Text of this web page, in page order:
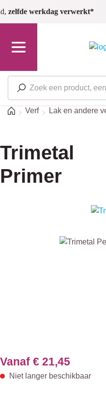
Ga naar de hoofdinhoud
zelfde werkdag verwerkt*
Home
Verf Lak en andere
Trimetal
Primer
Afbeeldingengalerij overslaan
Vanaf € 21,45
Niet langer beschikbaar